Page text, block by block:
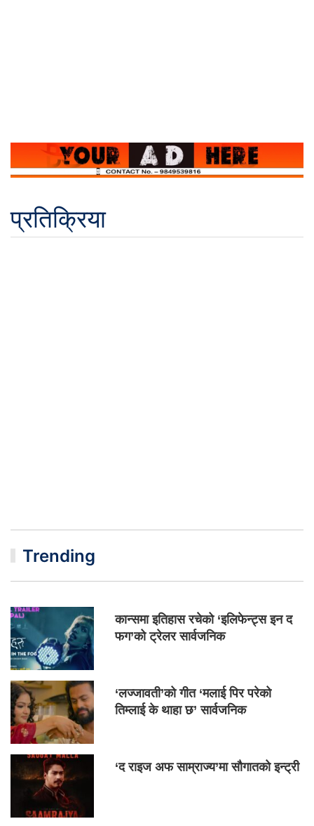
प्रतिक्रिया
Trending
कान्समा इतिहास रचेको ‘इलिफेन्ट्स इन द
फग’को ट्रेलर सार्वजनिक
‘लज्जावती’को गीत ‘मलाई पिर परेको
तिम्लाई के थाहा छ’ सार्वजनिक
‘द राइज अफ साम्राज्य’मा सौगातको इन्ट्री